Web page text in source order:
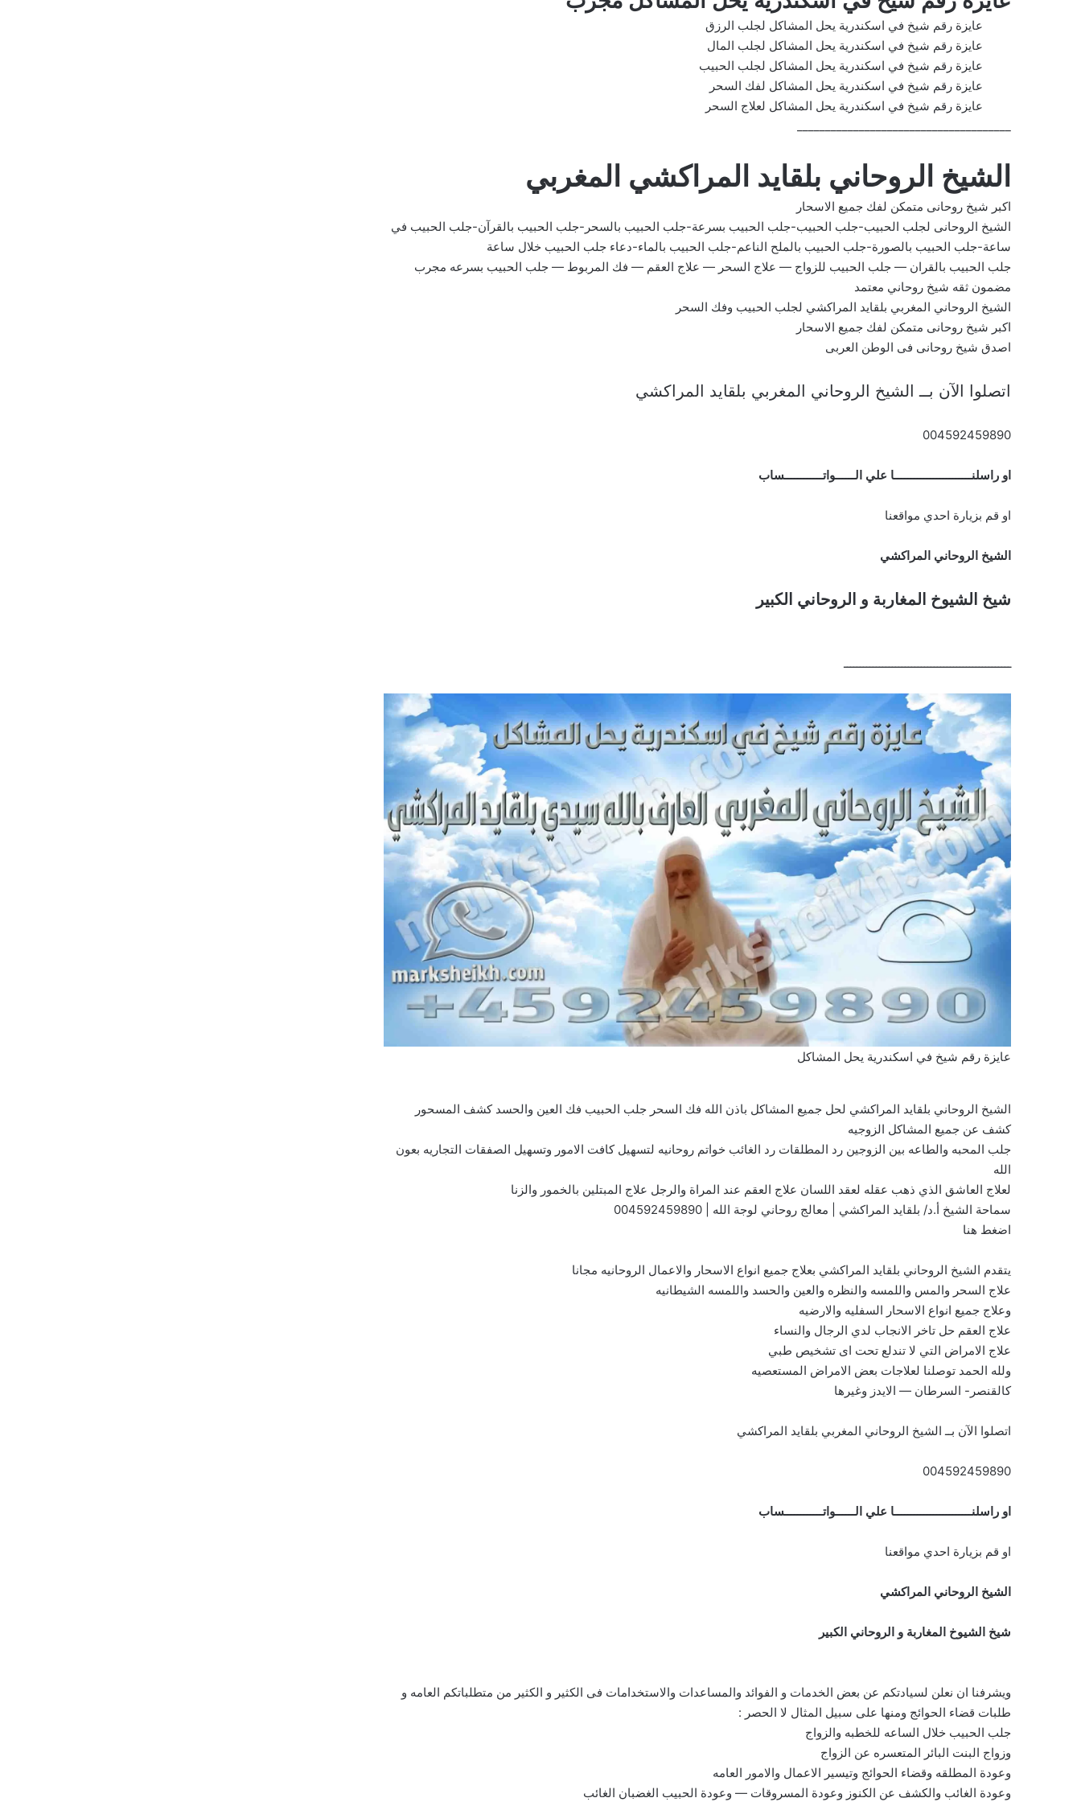
عايزة رقم شيخ في اسكندرية يحل المشاكل لجلب الرزق
عايزة رقم شيخ في اسكندرية يحل المشاكل لجلب المال
عايزة رقم شيخ في اسكندرية يحل المشاكل لجلب الحبيب
عايزة رقم شيخ في اسكندرية يحل المشاكل لفك السحر
عايزة رقم شيخ في اسكندرية يحل المشاكل لعلاج السحر
الشيخ الروحاني بلقايد المراكشي المغربي
اكبر شيخ روحانى متمكن لفك جميع الاسحار
الشيخ الروحانى لجلب الحبيب-جلب الحبيب-جلب الحبيب بسرعة-جلب الحبيب بالسحر-جلب الحبيب بالقرآن-جلب الحبيب في
ساعة-جلب الحبيب بالصورة-جلب الحبيب بالملح الناعم-جلب الحبيب بالماء-دعاء جلب الحبيب خلال ساعة
جلب الحبيب بالقران — جلب الحبيب للزواج — علاج السحر — علاج العقم — فك المربوط — جلب الحبيب بسرعه مجرب
مضمون ثقه شيخ روحاني معتمد
الشيخ الروحاني المغربي بلقايد المراكشي لجلب الحبيب وفك السحر
اكبر شيخ روحانى متمكن لفك جميع الاسحار
اصدق شيخ روحانى فى الوطن العربى
اتصلوا الآن بــ الشيخ الروحاني المغربي بلقايد المراكشي
004592459890
او راسلنــــــــــــــــــــــــا علي الــــــواتــــــــــــساب
او قم بزيارة احدي مواقعنا
الشيخ الروحاني المراكشي
شيخ الشيوخ المغاربة و الروحاني الكبير
ــــــــــــــــــــــــــــــــــــــــــــــــــــ
عايزة رقم شيخ في اسكندرية يحل المشاكل
الشيخ الروحاني بلقايد المراكشي لحل جميع المشاكل باذن الله فك السحر جلب الحبيب فك العين والحسد كشف المسحور
كشف عن جميع المشاكل الزوجيه
جلب المحبه والطاعه بين الزوجين رد المطلقات رد الغائب خواتم روحانيه لتسهيل كافت الامور وتسهيل الصفقات التجاريه بعون
الله
لعلاج العاشق الذي ذهب عقله لعقد اللسان علاج العقم عند المراة والرجل علاج المبتلين بالخمور والزنا
سماحة الشيخ أ.د/ بلقايد المراكشي | معالج روحاني لوجة الله | 004592459890
اضغط هنا
يتقدم الشيخ الروحاني بلقايد المراكشي بعلاج جميع انواع الاسحار والاعمال الروحانيه مجانا
علاج السحر والمس واللمسه والنظره والعين والحسد واللمسه الشيطانيه
وعلاج جميع انواع الاسحار السفليه والارضيه
علاج العقم حل تاخر الانجاب لدي الرجال والنساء
علاج الامراض التي لا تندلع تحت اى تشخيص طبي
ولله الحمد توصلنا لعلاجات بعض الامراض المستعصيه
كالقنصر- السرطان — الايدز وغيرها
اتصلوا الآن بــ الشيخ الروحاني المغربي بلقايد المراكشي
004592459890
او راسلنــــــــــــــــــــــــا علي الــــــواتــــــــــــساب
او قم بزيارة احدي مواقعنا
الشيخ الروحاني المراكشي
شيخ الشيوخ المغاربة و الروحاني الكبير
ويشرفنا ان نعلن لسيادتكم عن بعض الخدمات و الفوائد والمساعدات والاستخدامات فى الكثير و الكثير من متطلباتكم العامه و
طلبات قضاء الحوائج ومنها على سبيل المثال لا الحصر :
جلب الحبيب خلال الساعه للخطبه والزواج
وزواج البنت البائر المتعسره عن الزواج
وعودة المطلقه وقضاء الحوائج وتيسير الاعمال والامور العامه
وعودة الغائب والكشف عن الكنوز وعودة المسروقات — وعودة الحبيب الغضبان الغائب